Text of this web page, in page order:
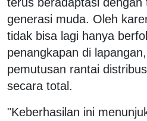
generasi muda. Oleh
tidak bisa lagi hanya
penangkapan di
pemutusan rantai
secara total.
"Keberhasilan ini